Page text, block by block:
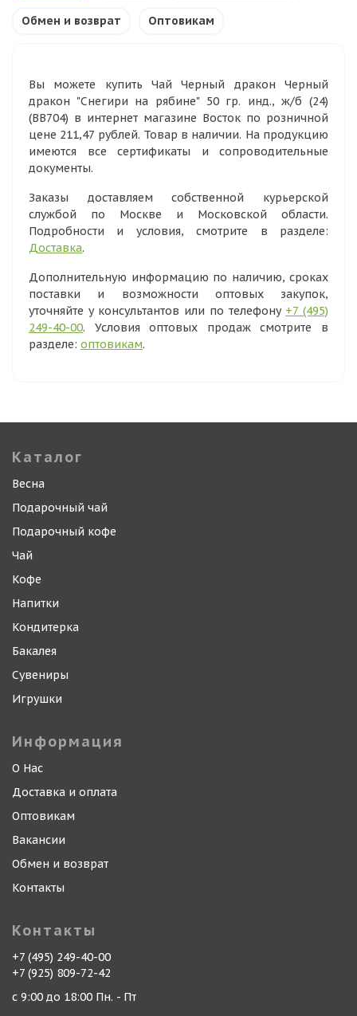
Обмен и возврат Оптовикам
Вы можете купить Чай Черный дракон Черный
дракон "Снегири на рябине" 50 гр. инд., ж/б (24)
(ВВ704) в интернет магазине Восток по розничной
цене 211,47 рублей. Товар в наличии. На продукцию
имеются все сертификаты и сопроводительные
документы.
Заказы доставляем собственной курьерской
службой по Москве и Московской области.
Подробности и условия, смотрите в разделе:
Доставка.
Дополнительную информацию по наличию, сроках
поставки и возможности оптовых закупок,
уточняйте у консультантов или по телефону +7 (495)
249-40-00. Условия оптовых продаж смотрите в
разделе: оптовикам.
Каталог
Весна
Подарочный чай
Подарочный кофе
Чай
Кофе
Напитки
Кондитерка
Бакалея
Сувениры
Игрушки
Информация
О Нас
Доставка и оплата
Оптовикам
Вакансии
Обмен и возврат
Контакты
Контакты
+7 (495) 249-40-00
+7 (925) 809-72-42
с 9:00 до 18:00 Пн. - Пт